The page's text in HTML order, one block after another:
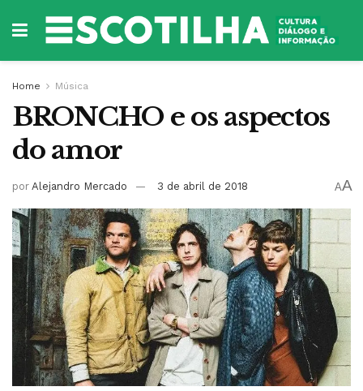
Home Música
BRONCHO e os aspectos
do amor
por Alejandro Mercado 3 de abril de 2018 AA